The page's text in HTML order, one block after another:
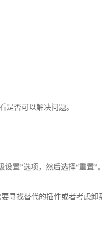
是否可以解决问题。
置”选项，然后选择“重置”
寻找替代的插件或者考虑卸